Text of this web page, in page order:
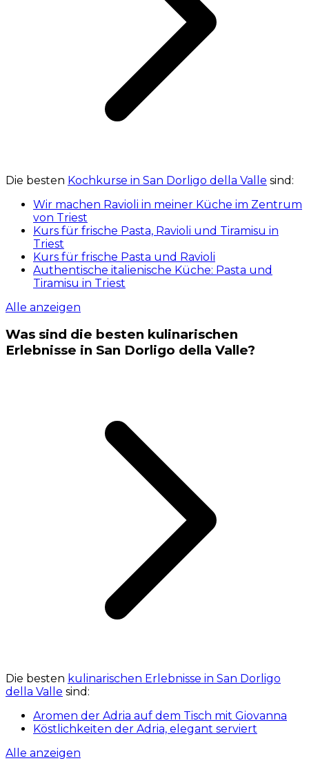
Die besten Kochkurse in San Dorligo della Valle sind:
Wir machen Ravioli in meiner Küche im Zentrum
von Triest
Kurs für frische Pasta, Ravioli und Tiramisu in
Triest
Kurs für frische Pasta und Ravioli
Authentische italienische Küche: Pasta und
Tiramisu in Triest
Alle anzeigen
Was sind die besten kulinarischen
Erlebnisse in San Dorligo della Valle?
Die besten kulinarischen Erlebnisse in San Dorligo
della Valle sind:
Aromen der Adria auf dem Tisch mit Giovanna
Köstlichkeiten der Adria, elegant serviert
Alle anzeigen